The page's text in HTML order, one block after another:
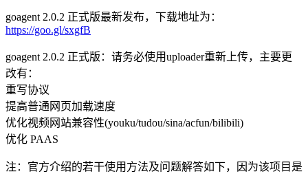
goagent 2.0.2 正式版最新发布，下载地址为：
https://goo.gl/sxgfB
goagent 2.0.2 正式版：请务必使用uploader重新上传，主要更
改有：
重写协议
提高普通网页加载速度
优化视频网站兼容性(youku/tudou/sina/acfun/bilibili)
优化 PAAS
注：官方介绍的若干使用方法及问题解答如下，因为该项目是